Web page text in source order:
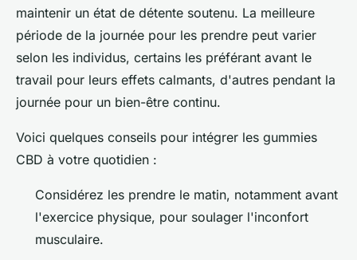
maintenir un état de détente soutenu. La meilleure
période de la journée pour les prendre peut varier
selon les individus, certains les préférant avant le
travail pour leurs effets calmants, d'autres pendant la
journée pour un bien-être continu.
Voici quelques conseils pour intégrer les gummies
CBD à votre quotidien :
Considérez les prendre le matin, notamment avant
l'exercice physique, pour soulager l'inconfort
musculaire.